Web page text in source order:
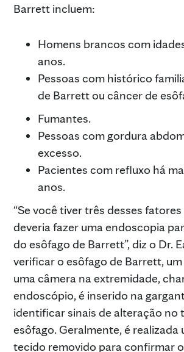
Barrett incluem:
Homens brancos com
anos.
Pessoas com histórico
de Barrett ou câncer de
Fumantes.
Pessoas com gordura
excesso.
Pacientes com refluxo há
anos.
“Se você tiver três desses
deveria fazer uma endoscopia
do esôfago de Barrett”, diz o Dr.
verificar o esôfago de Barrett,
uma câmera na extremidade,
endoscópio, é inserido na
identificar sinais de alteração no
esôfago. Geralmente, é realizada
tecido removido para confirmar